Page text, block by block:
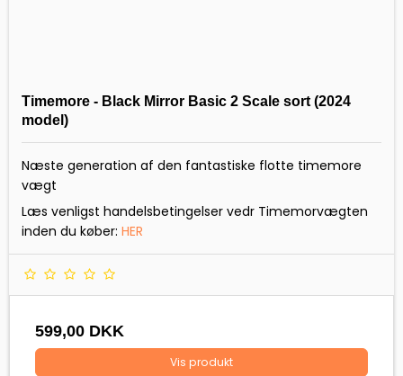
Timemore - Black Mirror Basic 2 Scale sort (2024
model)
Næste generation af den fantastiske flotte timemore
vægt
Læs venligst handelsbetingelser vedr Timemorvægten
inden du køber: HER
599,00 DKK
Vis produkt